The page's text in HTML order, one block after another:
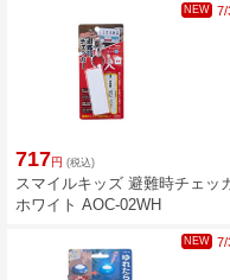
NEW 7/
717円 (税込)
スマイルキッズ 避難時チェッ
ホワイト AOC-02WH
NEW 7/